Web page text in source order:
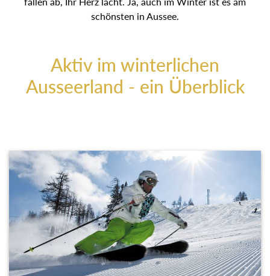
schönsten in Aussee.
Aktiv im winterlichen
Ausseerland - ein Überblick